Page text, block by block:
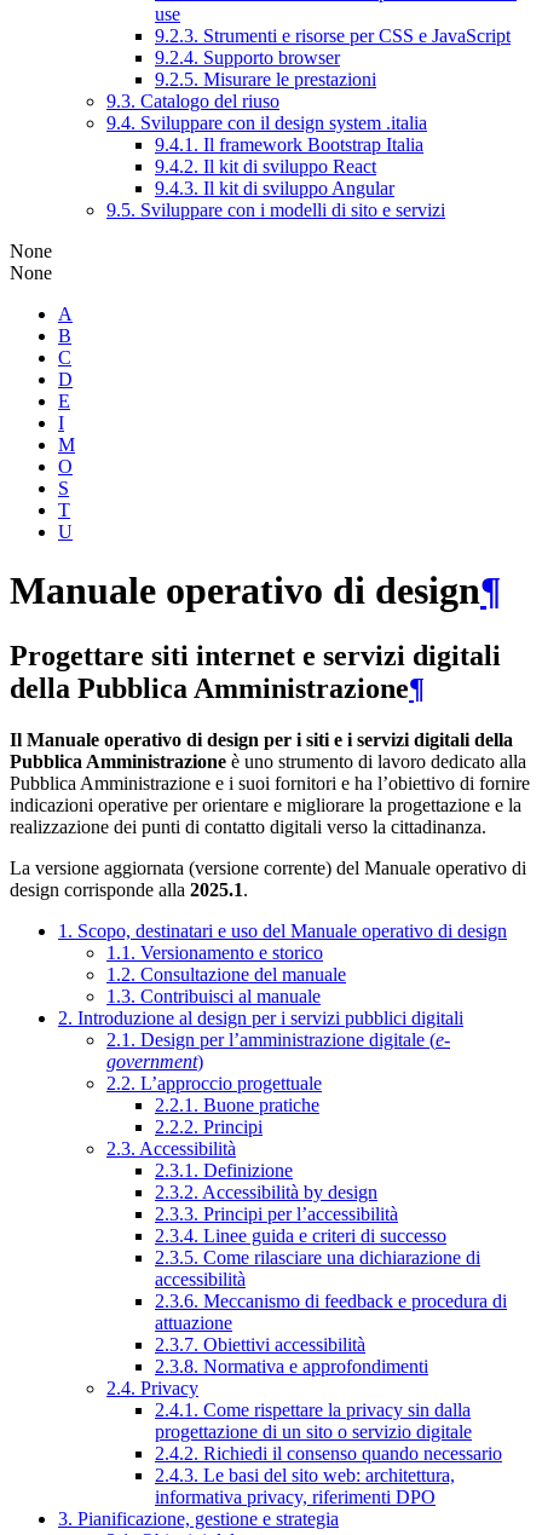
use
9.2.3. Strumenti e risorse per CSS e JavaScript
9.2.4. Supporto browser
9.2.5. Misurare le prestazioni
9.3. Catalogo del riuso
9.4. Sviluppare con il design system .italia
9.4.1. Il framework Bootstrap Italia
9.4.2. Il kit di sviluppo React
9.4.3. Il kit di sviluppo Angular
9.5. Sviluppare con i modelli di sito e servizi
None
None
A
B
C
D
E
I
M
O
S
T
U
Manuale operativo di design¶
Progettare siti internet e servizi digitali
della Pubblica Amministrazione¶
Il Manuale operativo di design per i siti e i servizi digitali della
Pubblica Amministrazione è uno strumento di lavoro dedicato alla
Pubblica Amministrazione e i suoi fornitori e ha l’obiettivo di fornire
indicazioni operative per orientare e migliorare la progettazione e la
realizzazione dei punti di contatto digitali verso la cittadinanza.
La versione aggiornata (versione corrente) del Manuale operativo di
design corrisponde alla 2025.1.
1. Scopo, destinatari e uso del Manuale operativo di design
1.1. Versionamento e storico
1.2. Consultazione del manuale
1.3. Contribuisci al manuale
2. Introduzione al design per i servizi pubblici digitali
2.1. Design per l’amministrazione digitale (e-
government)
2.2. L’approccio progettuale
2.2.1. Buone pratiche
2.2.2. Principi
2.3. Accessibilità
2.3.1. Definizione
2.3.2. Accessibilità by design
2.3.3. Principi per l’accessibilità
2.3.4. Linee guida e criteri di successo
2.3.5. Come rilasciare una dichiarazione di
accessibilità
2.3.6. Meccanismo di feedback e procedura di
attuazione
2.3.7. Obiettivi accessibilità
2.3.8. Normativa e approfondimenti
2.4. Privacy
2.4.1. Come rispettare la privacy sin dalla
progettazione di un sito o servizio digitale
2.4.2. Richiedi il consenso quando necessario
2.4.3. Le basi del sito web: architettura,
informativa privacy, riferimenti DPO
3. Pianificazione, gestione e strategia